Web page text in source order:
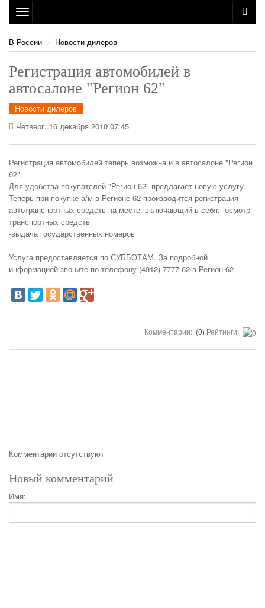
Toggle
navigation
В России
Новости дилеров
Регистрация автомобилей в
автосалоне "Регион 62"
Новости дилеров
Четверг, 16 декабря 2010 07:45
Регистрация автомобилей теперь возможна и в автосалоне "Регион
62".
Для удобства покупателей "Регион 62" предлагает новую услугу.
Теперь при покупке а/м в Регионе 62 производится регистрация
автотранспортных средств на месте, включающий в себя: -осмотр
транспортных средств
-выдача государственных номеров
Услуга предоставляется по СУББОТАМ. За подробной
информацией звоните по телефону (4912) 7777-62 в Регион 62
Комментарии: (0) Рейтинги:
Комментарии отсутствуют
Новый комментарий
Имя: